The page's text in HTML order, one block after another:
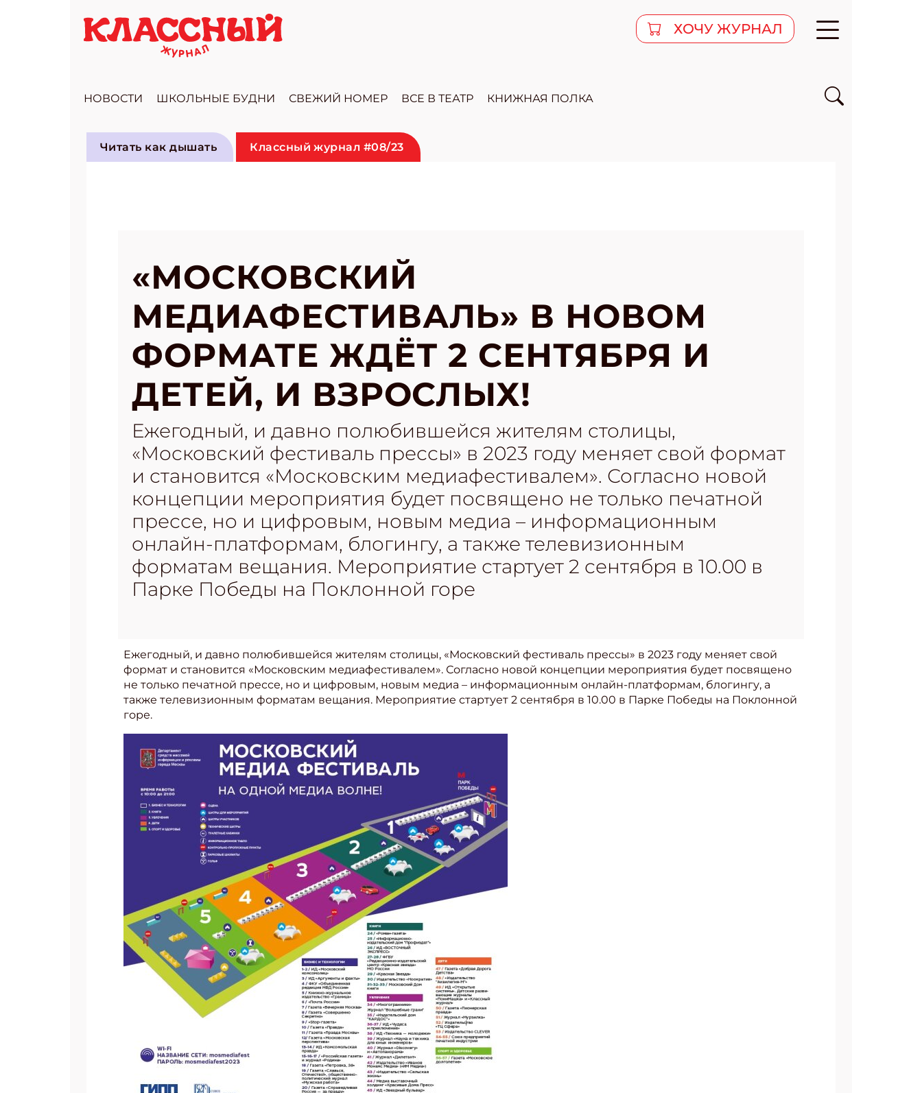
ХОЧУ ЖУРНАЛ
НОВОСТИ ШКОЛЬНЫЕ БУДНИ СВЕЖИЙ НОМЕР ВСЕ В ТЕАТР КНИЖНАЯ ПОЛКА
Читать как дышать Классный журнал #08/23
«МОСКОВСКИЙ
МЕДИАФЕСТИВАЛЬ» В НОВОМ
ФОРМАТЕ ЖДЁТ 2 СЕНТЯБРЯ И
ДЕТЕЙ, И ВЗРОСЛЫХ!
Ежегодный, и давно полюбившейся жителям столицы,
«Московский фестиваль прессы» в 2023 году меняет свой формат
и становится «Московским медиафестивалем». Согласно новой
концепции мероприятия будет посвящено не только печатной
прессе, но и цифровым, новым медиа – информационным
онлайн-платформам, блогингу, а также телевизионным
форматам вещания. Мероприятие стартует 2 сентября в 10.00 в
Парке Победы на Поклонной горе
Ежегодный, и давно полюбившейся жителям столицы, «Московский фестиваль прессы» в 2023 году меняет свой
формат и становится «Московским медиафестивалем». Согласно новой концепции мероприятия будет посвящено
не только печатной прессе, но и цифровым, новым медиа – информационным онлайн-платформам, блогингу, а
также телевизионным форматам вещания. Мероприятие стартует 2 сентября в 10.00 в Парке Победы на Поклонной
горе.